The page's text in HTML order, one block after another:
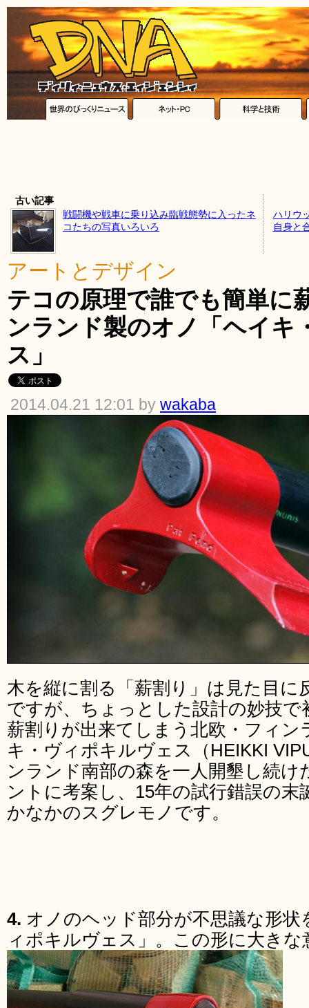
古い記事
戦闘機や戦車に乗り込み臨戦態勢に入ったネ
コたちの写真いろいろ
ハリウ
自身と
アートとデザイン
テコの原理で誰でも簡単に
ンランド製のオノ「ヘイキ
ス」
2014.04.21 12:01 by wakaba
木を縦に割る「薪割り」は見た目に
ですが、ちょっとした設計の妙技で
薪割りが出来てしまう北欧・フィン
キ・ヴィポキルヴェス（HEIKKI
ンランド南部の森を一人開墾し続
ントに考案し、15年の試行錯誤の
かなかのスグレモノです。
4. オノのヘッド部分が不思議な形
ィポキルヴェス」。この形に大き